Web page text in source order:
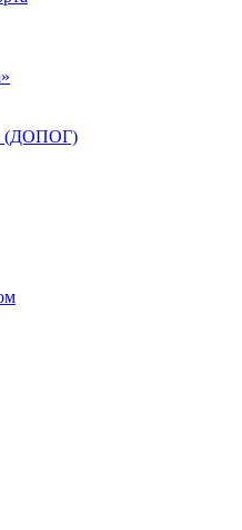
(ДОПОГ)